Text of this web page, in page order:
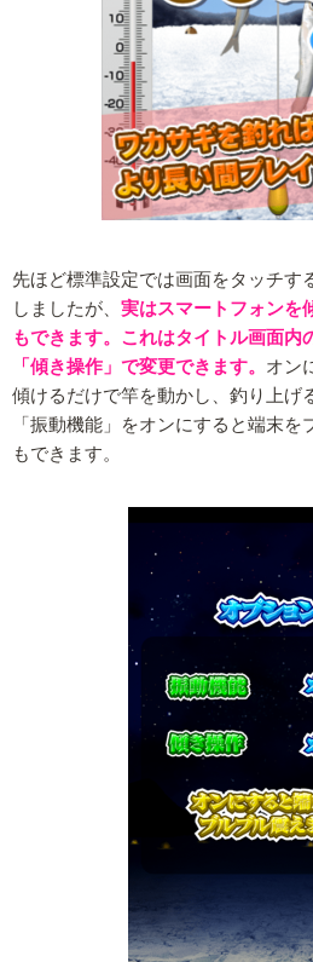
先ほど標準設定では画面をタッチす
しましたが、 実はスマートフォンを
もできます。これはタイトル画面内
「傾き操作」で変更できます。 オン
傾けるだけで竿を動かし、釣り上げ
「振動機能」をオンにすると端末を
もできます。